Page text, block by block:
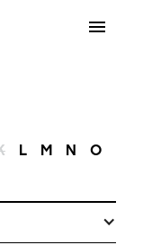
L M N O